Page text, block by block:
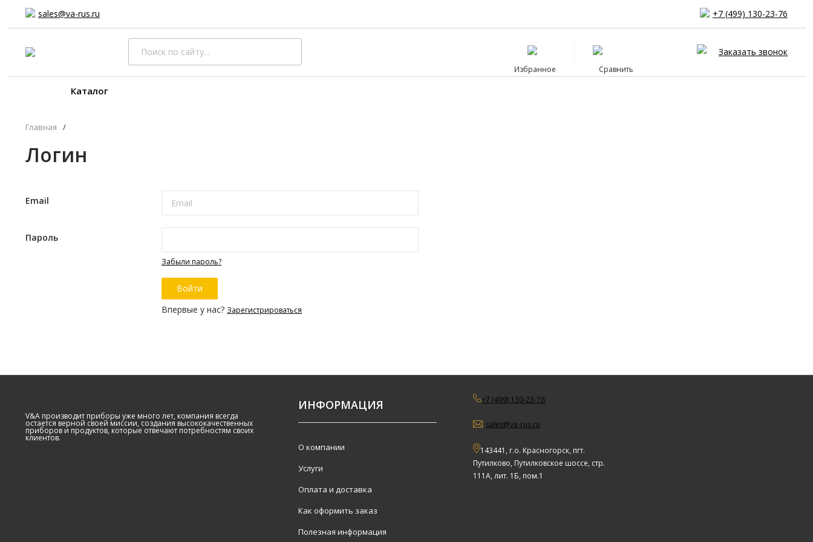
sales@va-rus.ru +7 (499) 130-23-76
Избранное Сравнить
Заказать звонок
Каталог
Главная /
Логин
Email
Пароль
Забыли пароль?
Впервые у нас? Зарегистрироваться
V&A производит приборы уже много лет, компания всегда
остается верной своей миссии, создания высококачественных
приборов и продуктов, которые отвечают потребностям своих
клиентов.
ИНФОРМАЦИЯ
О компании
Услуги
Оплата и доставка
Как оформить заказ
Полезная информация
+7 (499) 130-23-76
sales@va-rus.ru
143441, г.о. Красногорск, пгт.
Путилково, Путилковское шоссе, стр.
111А, лит. 1Б, пом.1